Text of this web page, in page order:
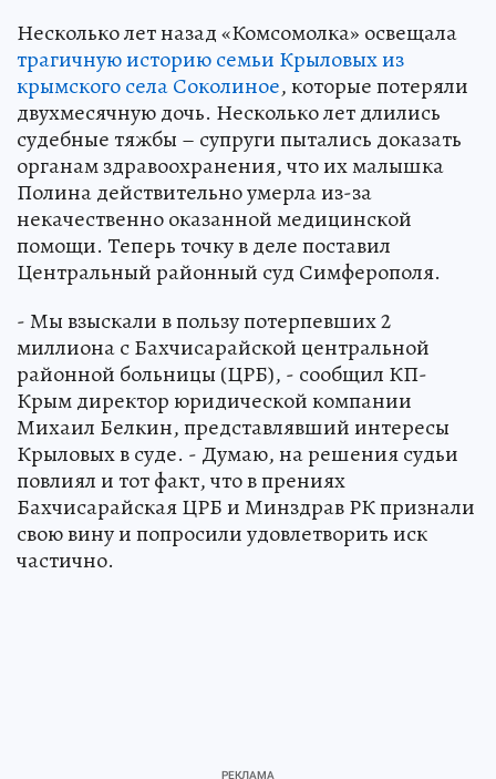
Несколько лет назад «Комсомолка» освещала
трагичную историю семьи Крыловых из
крымского села Соколиное, которые потеряли
двухмесячную дочь. Несколько лет длились
судебные тяжбы – супруги пытались доказать
органам здравоохранения, что их малышка
Полина действительно умерла из-за
некачественно оказанной медицинской
помощи. Теперь точку в деле поставил
Центральный районный суд Симферополя.
- Мы взыскали в пользу потерпевших 2
миллиона с Бахчисарайской центральной
районной больницы (ЦРБ), - сообщил КП-
Крым директор юридической компании
Михаил Белкин, представлявший интересы
Крыловых в суде. - Думаю, на решения судьи
повлиял и тот факт, что в прениях
Бахчисарайская ЦРБ и Минздрав РК признали
свою вину и попросили удовлетворить иск
частично.